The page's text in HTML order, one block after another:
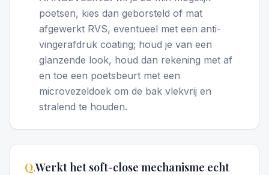
poetsen, kies dan geborsteld of mat
afgewerkt RVS, eventueel met een anti-
vingerafdruk coating; houd je van een
glanzende look, houd dan rekening met af
en toe een poetsbeurt met een
microvezeldoek om de bak vlekvrij en
stralend te houden.
Q.Werkt het soft-close mechanisme echt